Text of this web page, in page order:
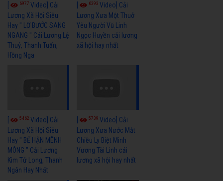
6977 Video] Cải
Lương Xã Hội Siêu
Hay " LỠ BƯỚC SANG
NGANG " Cải Lương Lệ
Thuỷ, Thanh Tuấn,
Hồng Nga
6393Video] Cải
Lương Xưa Một Thuở
Yêu Người Vũ Linh
Ngọc Huyền cải lương
xã hội hay nhất
5462 Video] Cải
Lương Xã Hội Siêu
Hay " BỂ HẬN MÊNH
MÔNG " Cải Lương
Kim Tử Long, Thanh
Ngân Hay Nhất
5739Video] Cải
Lương Xưa Nước Mắt
Chiều Ly Biệt Minh
Vương Tài Linh cải
lương xã hội hay nhất